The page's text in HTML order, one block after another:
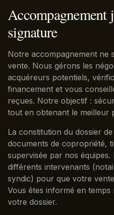
Accompagnement
signature
Notre accompagnement ne
vente. Nous gérons les
acquéreurs potentiels,
financement et vous
reçues. Notre objectif :
tout en obtenant le meilleur
La constitution du dossier
documents de copropriété,
supervisée par nos
différents intervenants
syndic) pour que votre
Vous êtes informé en
votre dossier.